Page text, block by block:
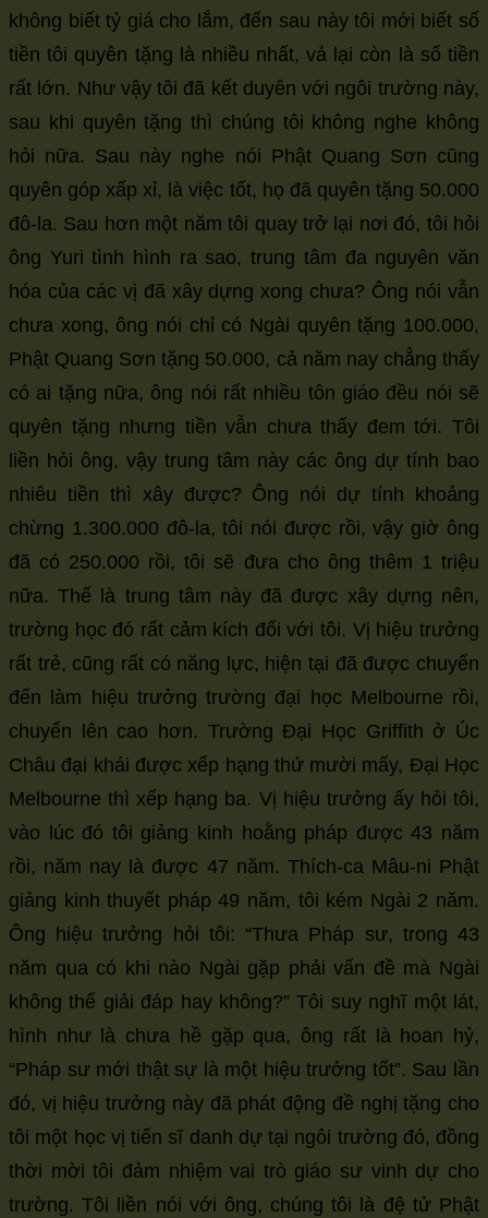
size.size.size.
không biết tỷ giá cho lắm, đến sau này tôi mới biết số
tiền tôi quyên tặng là nhiều nhất, vả lại còn là số tiền
rất lớn. Như vậy tôi đã kết duyên với ngôi trường này,
sau khi quyên tặng thì chúng tôi không nghe không
hỏi nữa. Sau này nghe nói Phật Quang Sơn cũng
quyên góp xấp xỉ, là việc tốt, họ đã quyên tặng 50.000
đô-la. Sau hơn một năm tôi quay trở lại nơi đó, tôi hỏi
ông Yuri tình hình ra sao, trung tâm đa nguyên văn
hóa của các vị đã xây dựng xong chưa? Ông nói vẫn
chưa xong, ông nói chỉ có Ngài quyên tặng 100.000,
Phật Quang Sơn tặng 50.000, cả năm nay chẳng thấy
có ai tặng nữa, ông nói rất nhiều tôn giáo đều nói sẽ
quyên tặng nhưng tiền vẫn chưa thấy đem tới. Tôi
liền hỏi ông, vậy trung tâm này các ông dự tính bao
nhiêu tiền thì xây được? Ông nói dự tính khoảng
chừng 1.300.000 đô-la, tôi nói được rồi, vậy giờ ông
đã có 250.000 rồi, tôi sẽ đưa cho ông thêm 1 triệu
nữa. Thế là trung tâm này đã được xây dựng nên,
trường học đó rất cảm kích đối với tôi. Vị hiệu trưởng
rất trẻ, cũng rất có năng lực, hiện tại đã được chuyển
đến làm hiệu trưởng trường đại học Melbourne rồi,
chuyển lên cao hơn. Trường Đại Học Griffith ở Úc
Châu đại khái được xếp hạng thứ mười mấy, Đại Học
Melbourne thì xếp hạng ba. Vị hiệu trưởng ấy hỏi tôi,
vào lúc đó tôi giảng kinh hoằng pháp được 43 năm
rồi, năm nay là được 47 năm. Thích-ca Mâu-ni Phật
giảng kinh thuyết pháp 49 năm, tôi kém Ngài 2 năm.
Ông hiệu trưởng hỏi tôi: “Thưa Pháp sư, trong 43
năm qua có khi nào Ngài gặp phải vấn đề mà Ngài
không thể giải đáp hay không?” Tôi suy nghĩ một lát,
hình như là chưa hề gặp qua, ông rất là hoan hỷ,
“Pháp sư mới thật sự là một hiệu trưởng tốt”. Sau lần
đó, vị hiệu trưởng này đã phát động đề nghị tặng cho
tôi một học vị tiến sĩ danh dự tại ngôi trường đó, đồng
thời mời tôi đảm nhiệm vai trò giáo sư vinh dự cho
trường. Tôi liền nói với ông, chúng tôi là đệ tử Phật